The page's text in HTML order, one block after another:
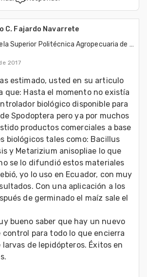
C. Fajardo Navarrete
Escuela Superior Politécnica Agropecuaria de Manabì - ESPAM
2017
estimado, usted en su articulo
que: Hasta el momento no existía
biológico disponible para
Spodoptera pero ya por muchos
productos comerciales a base
biológicos tales como: Bacillus
y Metarizium anisopliae lo que
se lo difundió estos materiales
yo lo uso en Ecuador, con muy
Con una aplicación a los
de germinado el maíz sale el
bueno saber que hay un nuevo
control para todo lo que encierra
de lepidópteros. Éxitos en